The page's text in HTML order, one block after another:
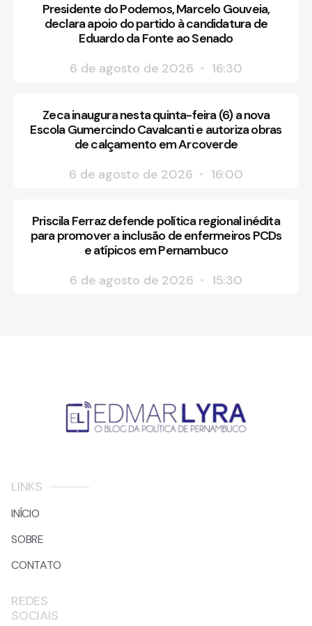
Presidente do Podemos, Marcelo Gouveia,
declara apoio do partido à candidatura de
Eduardo da Fonte ao Senado
6 de agosto de 2026
16:30
Zeca inaugura nesta quinta-feira (6) a nova
Escola Gumercindo Cavalcanti e autoriza obras
de calçamento em Arcoverde
6 de agosto de 2026
16:00
Priscila Ferraz defende política regional inédita
para promover a inclusão de enfermeiros PCDs
e atípicos em Pernambuco
6 de agosto de 2026
15:30
LINKS
INÍCIO
SOBRE
CONTATO
REDES
SOCIAIS